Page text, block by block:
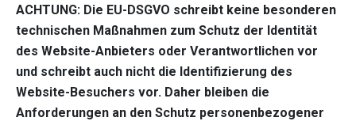
ACHTUNG: Die EU-DSGVO schreibt keine besonderen
technischen Maßnahmen zum Schutz der Identität
des Website-Anbieters oder Verantwortlichen vor
und schreibt auch nicht die Identifizierung des
Website-Besuchers vor. Daher bleiben die
Anforderungen an den Schutz personenbezogener